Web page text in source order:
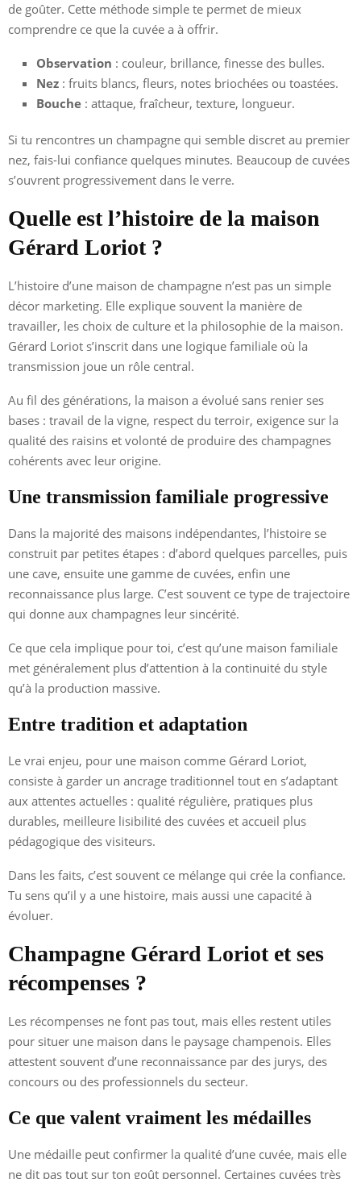
de goûter. Cette méthode simple te permet de mieux
comprendre ce que la cuvée a à offrir.
Observation : couleur, brillance, finesse des bulles.
Nez : fruits blancs, fleurs, notes briochées ou toastées.
Bouche : attaque, fraîcheur, texture, longueur.
Si tu rencontres un champagne qui semble discret au premier
nez, fais-lui confiance quelques minutes. Beaucoup de cuvées
s’ouvrent progressivement dans le verre.
Quelle est l’histoire de la maison
Gérard Loriot ?
L’histoire d’une maison de champagne n’est pas un simple
décor marketing. Elle explique souvent la manière de
travailler, les choix de culture et la philosophie de la maison.
Gérard Loriot s’inscrit dans une logique familiale où la
transmission joue un rôle central.
Au fil des générations, la maison a évolué sans renier ses
bases : travail de la vigne, respect du terroir, exigence sur la
qualité des raisins et volonté de produire des champagnes
cohérents avec leur origine.
Une transmission familiale progressive
Dans la majorité des maisons indépendantes, l’histoire se
construit par petites étapes : d’abord quelques parcelles, puis
une cave, ensuite une gamme de cuvées, enfin une
reconnaissance plus large. C’est souvent ce type de trajectoire
qui donne aux champagnes leur sincérité.
Ce que cela implique pour toi, c’est qu’une maison familiale
met généralement plus d’attention à la continuité du style
qu’à la production massive.
Entre tradition et adaptation
Le vrai enjeu, pour une maison comme Gérard Loriot,
consiste à garder un ancrage traditionnel tout en s’adaptant
aux attentes actuelles : qualité régulière, pratiques plus
durables, meilleure lisibilité des cuvées et accueil plus
pédagogique des visiteurs.
Dans les faits, c’est souvent ce mélange qui crée la confiance.
Tu sens qu’il y a une histoire, mais aussi une capacité à
évoluer.
Champagne Gérard Loriot et ses
récompenses ?
Les récompenses ne font pas tout, mais elles restent utiles
pour situer une maison dans le paysage champenois. Elles
attestent souvent d’une reconnaissance par des jurys, des
concours ou des professionnels du secteur.
Ce que valent vraiment les médailles
Une médaille peut confirmer la qualité d’une cuvée, mais elle
ne dit pas tout sur ton goût personnel. Certaines cuvées très